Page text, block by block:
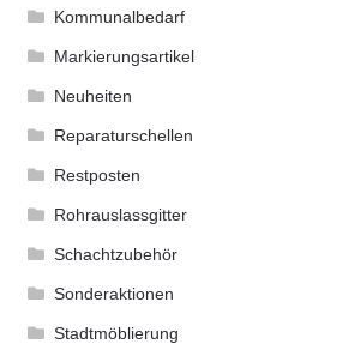
Kommunalbedarf
Markierungsartikel
Neuheiten
Reparaturschellen
Restposten
Rohrauslassgitter
Schachtzubehör
Sonderaktionen
Stadtmöblierung